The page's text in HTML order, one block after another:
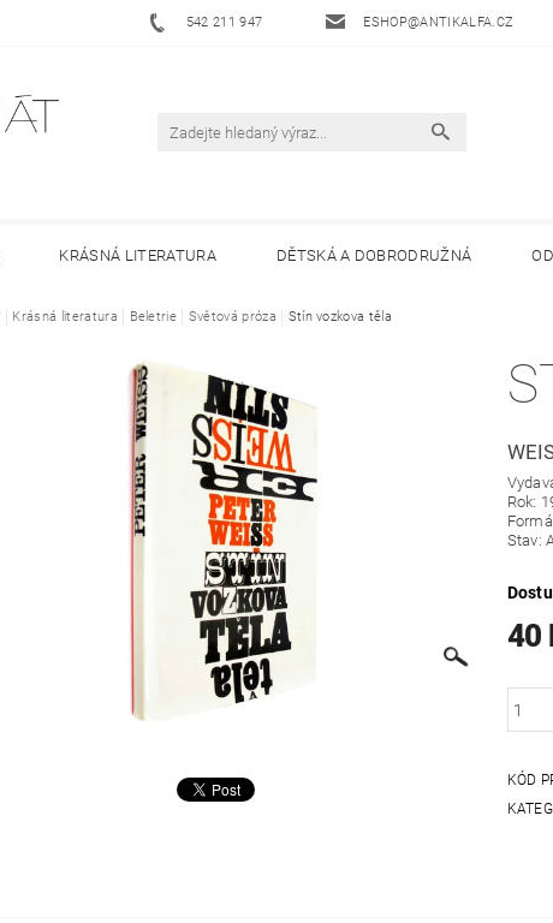
542 211 947 ESHOP@ANTIKALFA.CZ
KRÁSNÁ LITERATURA DĚTSKÁ A DOBRODRUŽNÁ
O ANTIKVARIÁTU ALFA HODNOCENÍ OBCHODU
Krásná literatura Beletrie Světová próza Stín vozkova těla
Rok:
Stav:
40
KÓD